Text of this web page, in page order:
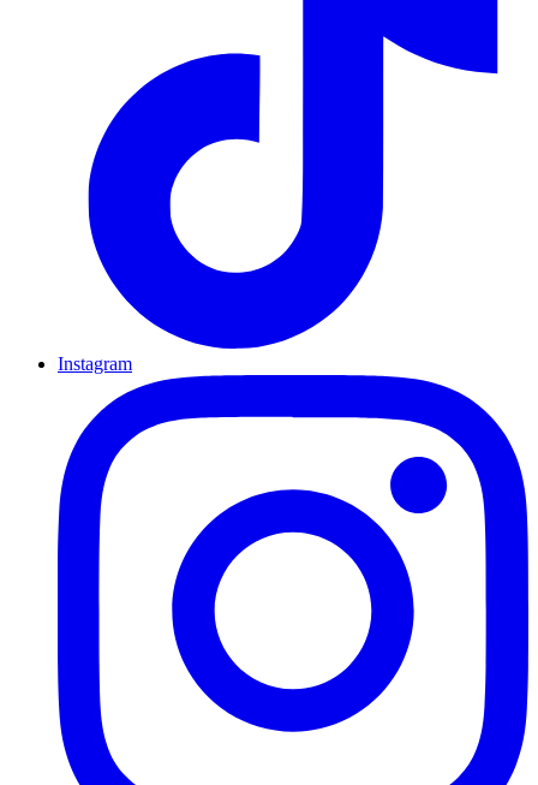
Instagram